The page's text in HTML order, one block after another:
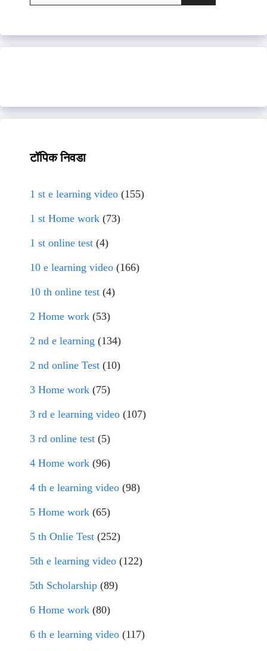
for:
टॉपिक निवडा
1 st e learning video (155)
1 st Home work (73)
1 st online test (4)
10 e learning video (166)
10 th online test (4)
2 Home work (53)
2 nd e learning (134)
2 nd online Test (10)
3 Home work (75)
3 rd e learning video (107)
3 rd online test (5)
4 Home work (96)
4 th e learning video (98)
5 Home work (65)
5 th Onlie Test (252)
5th e learning video (122)
5th Scholarship (89)
6 Home work (80)
6 th e learning video (117)